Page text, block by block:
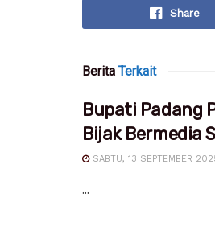
Share
Berita Terkait
Bupati Padang
Bijak Bermedia
SABTU, 13 SEPTEMBER
...